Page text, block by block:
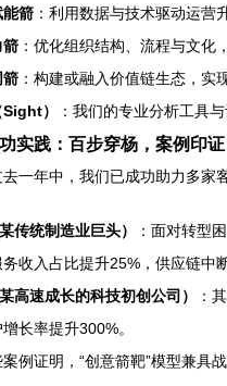
能箭 ：利用数据与技术驱动运营
箭 ：优化组织结构、流程与文化
箭 ：构建或融入价值链生态，实
）
：我们的专业分析工具
实践：百步穿杨，案例印证
一年中，我们已成功助力多家
传统制造业巨头）
：面对转型
收入占比提升25%，供应链中
高速成长的科技初创公司）
：
长率提升300%。
例证明，“创意箭靶”模型兼具